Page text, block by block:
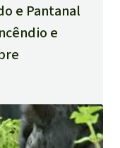
e Pantanal
e